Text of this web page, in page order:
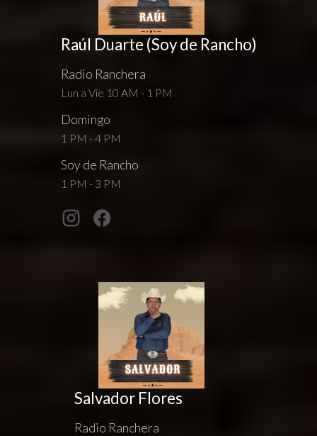
Raúl Duarte (Soy de Rancho)
Radio Ranchera
Lun a Vie 10 AM - 1 PM
Domingo
1 PM - 4 PM
Soy de Rancho
1 PM - 3 PM
Salvador Flores
Radio Ranchera